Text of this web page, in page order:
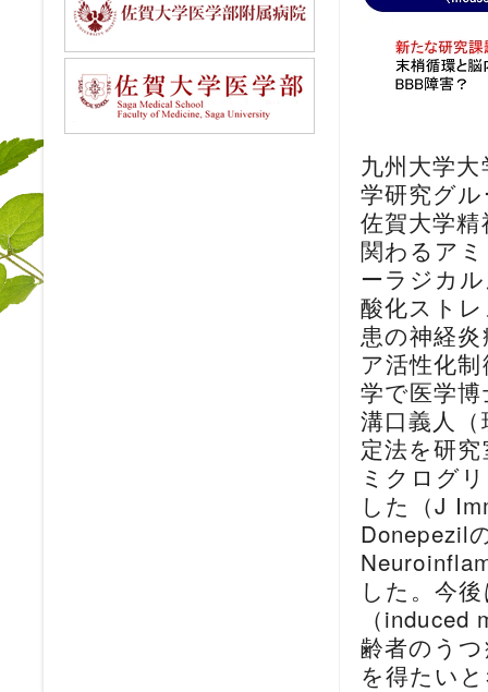
九州大学
学研究グ
佐賀大学
関わるア
ーラジカ
酸化スト
患の神経
ア活性化
学で医学
溝口義人
定法を研
ミクログ
した（J
Donepezil
した。今
（
齢者のう
を得たい